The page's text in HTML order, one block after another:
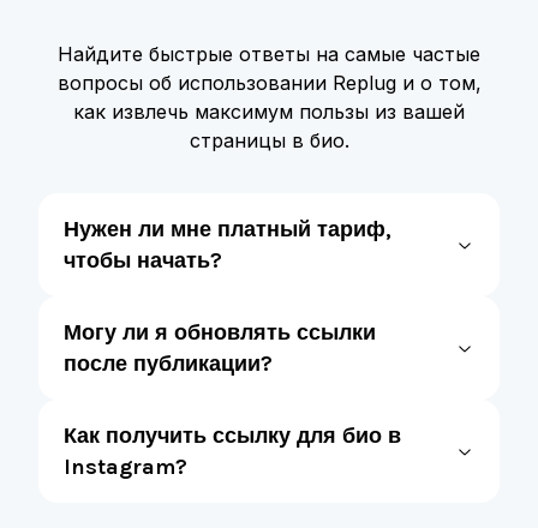
Найдите быстрые ответы на самые частые
вопросы об использовании Replug и о том,
как извлечь максимум пользы из вашей
страницы в био.
Нужен ли мне платный тариф,
чтобы начать?
Могу ли я обновлять ссылки
после публикации?
Как получить ссылку для био в
Instagram?